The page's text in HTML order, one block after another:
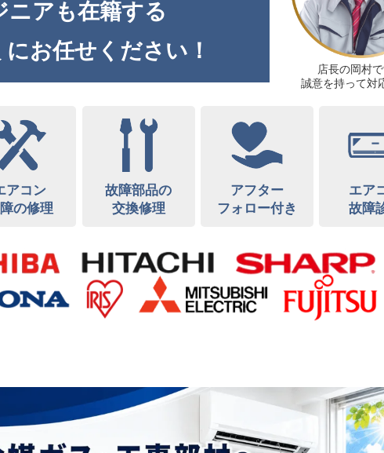
ニアも在籍する
にお任せください！
店長の岡村で
誠意を持って対
アコン
の修理
故障部品の
交換修理
アフター
フォロー付き
エア
故障